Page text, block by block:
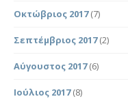
Οκτώβριος 2017(7)
Σεπτέμβριος 2017(2)
Αύγουστος 2017(6)
Ιούλιος 2017(8)